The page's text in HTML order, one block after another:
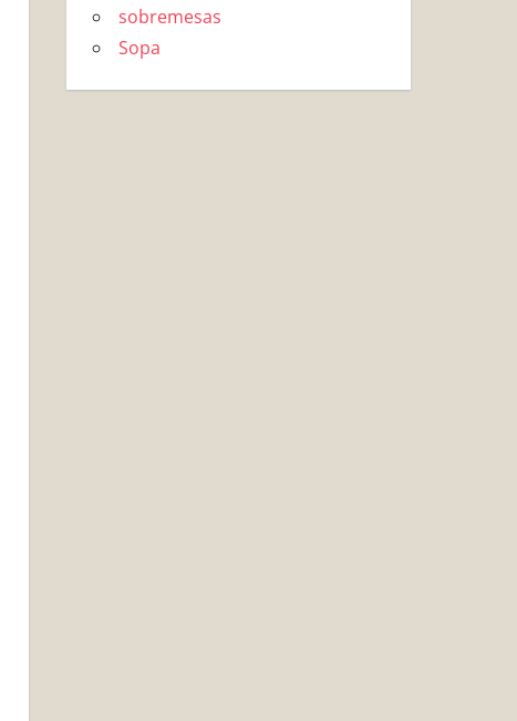
sobremesas
Sopa